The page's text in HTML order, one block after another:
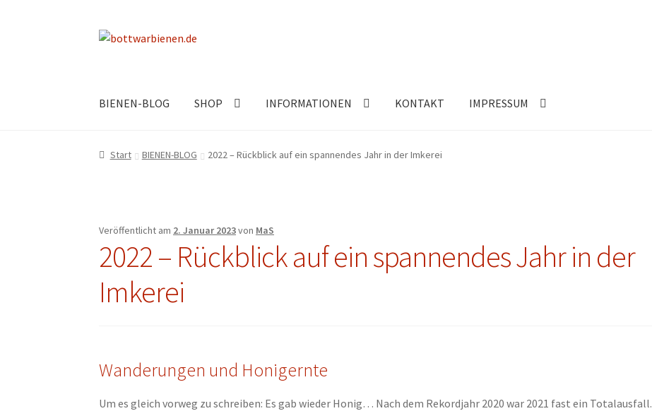
Zur
Zum
BIENEN-BLOG SHOP INFORMATIONEN KONTAKT IMPRESSUM
Start BIENEN-BLOG 2022 – Rückblick auf ein spannendes Jahr in der Imkerei
Veröffentlicht am 2. Januar 2023von MaS
2022 – Rückblick auf ein spannendes Jahr in der
Imkerei
Wanderungen und Honigernte
Um es gleich vorweg zu schreiben: Es gab wieder Honig… Nach dem Rekordjahr 2020 war 2021 fast ein Totalausfall.